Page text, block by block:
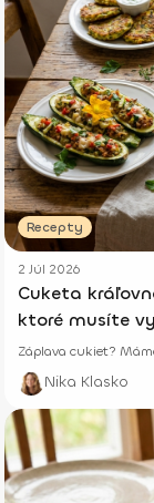
Recepty
2 Júl 2026
Cuketa
ktoré musíte
Záplava cukiet?
Nika Klasko